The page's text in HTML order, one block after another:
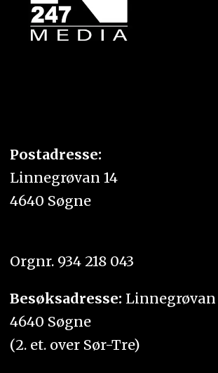
Postadresse:
Linnegrøvan 14
4640 Søgne
Orgnr. 934 218 043
Besøksadresse: Linnegrøvan
4640 Søgne
(2. et. over Sør-Tre)